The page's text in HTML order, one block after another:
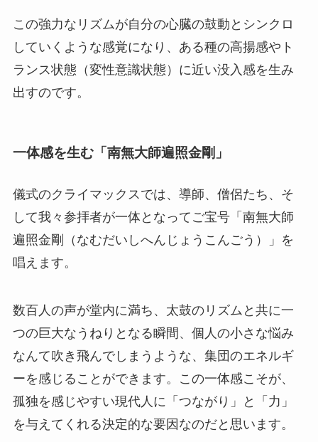
この強力なリズムが自分の心臓の鼓動とシンクロ
していくような感覚になり、ある種の高揚感やト
ランス状態（変性意識状態）に近い没入感を生み
出すのです。
一体感を生む「南無大師遍照金剛」
儀式のクライマックスでは、導師、僧侶たち、そ
して我々参拝者が一体となってご宝号「南無大師
遍照金剛（なむだいしへんじょうこんごう）」を
唱えます。
数百人の声が堂内に満ち、太鼓のリズムと共に一
つの巨大なうねりとなる瞬間、個人の小さな悩み
なんて吹き飛んでしまうような、集団のエネルギ
ーを感じることができます。この一体感こそが、
孤独を感じやすい現代人に「つながり」と「力」
を与えてくれる決定的な要因なのだと思います。